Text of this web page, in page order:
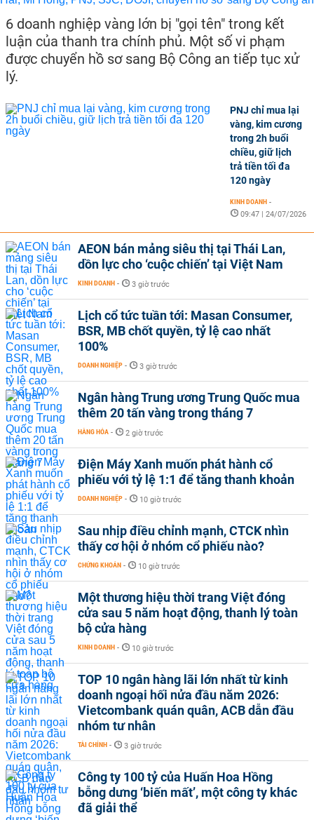
6 doanh nghiệp vàng lớn bị "gọi tên" trong kết
luận của thanh tra chính phủ. Một số vi phạm
được chuyển hồ sơ sang Bộ Công an tiếp tục xử
lý.
PNJ chỉ mua lại
vàng, kim cương
trong 2h buổi
chiều, giữ lịch
trả tiền tối đa
120 ngày
KINH DOANH -
09:47 | 24/07/2026
AEON bán mảng siêu thị tại Thái Lan,
dồn lực cho ‘cuộc chiến’ tại Việt Nam
KINH DOANH - 3 giờ trước
Lịch cổ tức tuần tới: Masan Consumer,
BSR, MB chốt quyền, tỷ lệ cao nhất
100%
DOANH NGHIỆP - 3 giờ trước
Ngân hàng Trung ương Trung Quốc mua
thêm 20 tấn vàng trong tháng 7
HÀNG HÓA - 2 giờ trước
Điện Máy Xanh muốn phát hành cổ
phiếu với tỷ lệ 1:1 để tăng thanh khoản
DOANH NGHIỆP - 10 giờ trước
Sau nhịp điều chỉnh mạnh, CTCK nhìn
thấy cơ hội ở nhóm cổ phiếu nào?
CHỨNG KHOÁN - 10 giờ trước
Một thương hiệu thời trang Việt đóng
cửa sau 5 năm hoạt động, thanh lý toàn
bộ cửa hàng
KINH DOANH - 10 giờ trước
TOP 10 ngân hàng lãi lớn nhất từ kinh
doanh ngoại hối nửa đầu năm 2026:
Vietcombank quán quân, ACB dẫn đầu
nhóm tư nhân
TÀI CHÍNH - 3 giờ trước
Công ty 100 tỷ của Huấn Hoa Hồng
bỗng dưng ‘biến mất’, một công ty khác
đã giải thể